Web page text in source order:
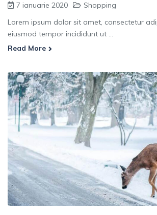
7 ianuarie 2020
Shopping
Lorem ipsum dolor sit amet, consectetur
eiusmod tempor incididunt ut ...
Read More